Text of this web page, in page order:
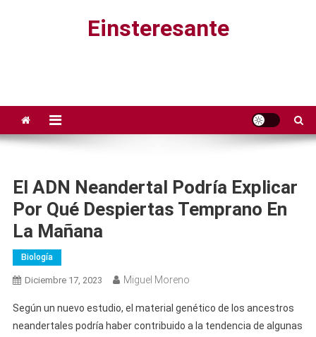
Einsteresante
El ADN Neandertal Podría Explicar
Por Qué Despiertas Temprano En
La Mañana
Biología
Diciembre 17, 2023 Miguel Moreno
Según un nuevo estudio, el material genético de los ancestros
neandertales podría haber contribuido a la tendencia de algunas